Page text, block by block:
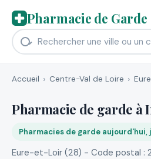
Pharmacie de Garde
Accueil Centre-Val de Loire
Pharmacie de garde à
Pharmacies de garde
Eure-et-Loir (28) - Code postal :